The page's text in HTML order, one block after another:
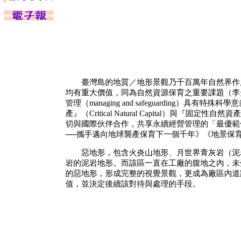
臺灣島的地質／地形景觀乃千百萬年自然界作
均有重大價值，同為自然資源保育之重要課題（
管理（managing and safeguarding）具有特殊科
產』（Critical Natural Capital）與『固定性自然資
切與國際伙伴合作，共享永續經營管理的「最優
──攜手邁向地球襲產保育下一個千年》《地景保
惡地形，包含火炎山地形、月世界青灰岩（泥
岩的泥岩地形。而該區一直在工廠的腹地之內，
的惡地形，形成完整的視覺景觀，更成為廠區內
值，並決定後續該對待與處理的手段。